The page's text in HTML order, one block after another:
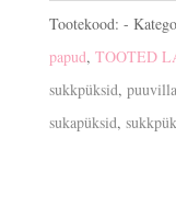
Tootekood: -
papud, TOOTED
sukkpüksid,
sukapüksid,